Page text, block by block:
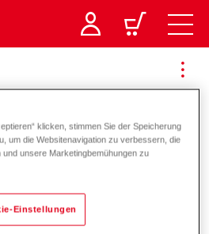
für Energie und
klicken, stimmen Sie der Speicherung
um die Websitenavigation zu verbessern, die
unsere Marketingbemühungen zu
Einstellungen